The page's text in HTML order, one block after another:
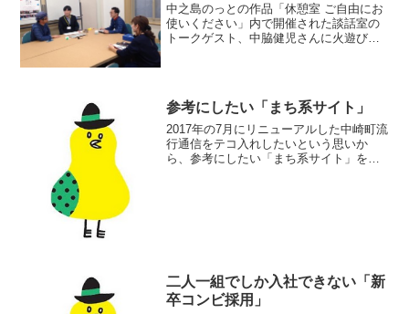
中之島のっとの作品「休憩室 ご自由にお
使いください」内で開催された談話室の
トークゲスト、中脇健児さんに火遊びに
参考にしたい「まち系サイト」
2017年の7月にリニューアルした中崎町流
行通信をテコ入れしたいという思いか
ら、参考にしたい「まち系サイト」を調
二人一組でしか入社できない「新
卒コンビ採用」